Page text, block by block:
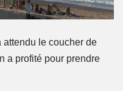
attendu le coucher de
a profité pour prendre